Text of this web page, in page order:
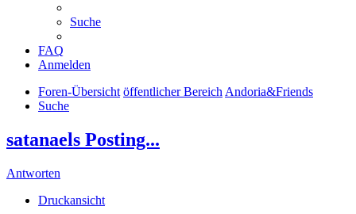
Suche
FAQ
Anmelden
Foren-Übersicht öffentlicher BereichAndoria&Friends
Suche
satanaels Posting...
Antworten
Druckansicht